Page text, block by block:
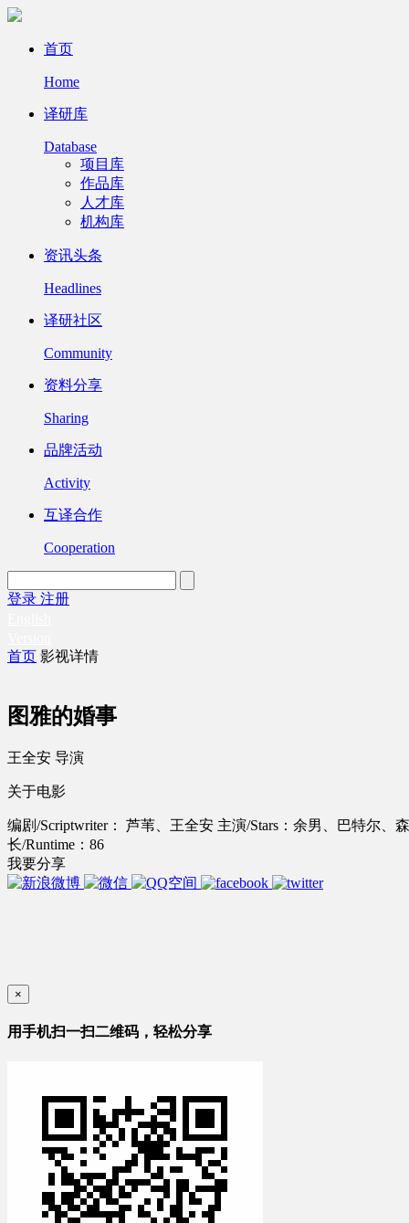
首页
Home
译研库
Database
项目库
作品库
人才库
机构库
资讯头条
Headlines
译研社区
Community
资料分享
Sharing
品牌活动
Activity
互译合作
Cooperation
登录 注册
首页 影视详情
图雅的婚事
王全安 导演
关于电影
编剧/Scriptwriter： 芦苇、王全安 主演/Stars：余男、巴特尔、
长/Runtime：86
我要分享
×
用手机扫一扫二维码，轻松分享